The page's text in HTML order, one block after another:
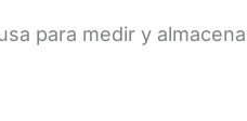
para medir y